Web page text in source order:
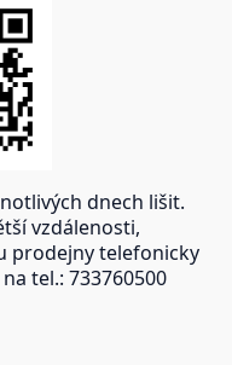
dnech lišit.
vzdálenosti,
prodejny telefonicky
tel.: 733760500